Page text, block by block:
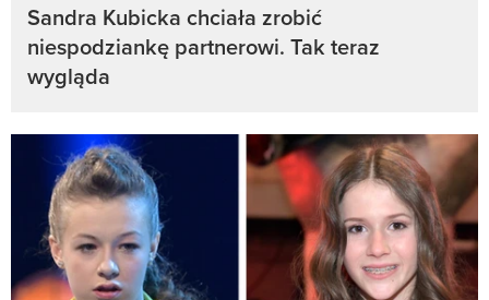
Sandra Kubicka chciała zrobić
niespodziankę partnerowi. Tak teraz
wygląda